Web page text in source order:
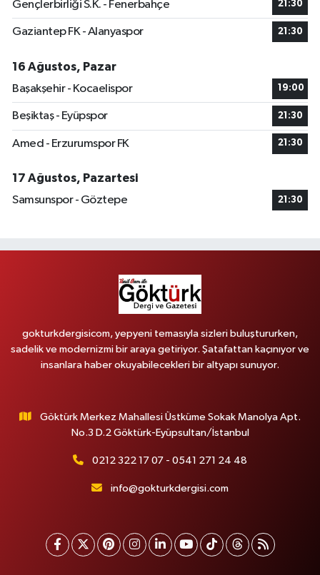
Gençlerbirliği S.K. - Fenerbahçe 21:30
Gaziantep FK - Alanyaspor 21:30
16 Ağustos, Pazar
Başakşehir - Kocaelispor
19:00
Beşiktaş - Eyüpspor 21:30
Amed - Erzurumspor FK 21:30
17 Ağustos, Pazartesi
Samsunspor - Göztepe
21:30
gokturkdergisicom, yepyeni temasıyla sizleri buluştururken,
sadelik ve modernizmi bir araya getiriyor. Şatafattan kaçınıyor ve
insanlara haber okuyabilecekleri bir altyapı sunuyor.
Göktürk Merkez Mahallesi Üstküme Sokak Manolya Apt.
No.3 D.2 Göktürk-Eyüpsultan/İstanbul
0212 322 17 07 - 0541 271 24 48
info@gokturkdergisi.com